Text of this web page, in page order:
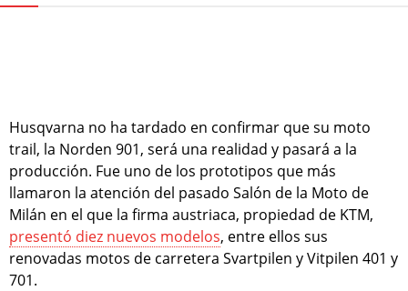
Husqvarna no ha tardado en confirmar que su moto
trail, la Norden 901, será una realidad y pasará a la
producción. Fue uno de los prototipos que más
llamaron la atención del pasado Salón de la Moto de
Milán en el que la firma austriaca, propiedad de KTM,
presentó diez nuevos modelos, entre ellos sus
renovadas motos de carretera Svartpilen y Vitpilen 401 y
701.